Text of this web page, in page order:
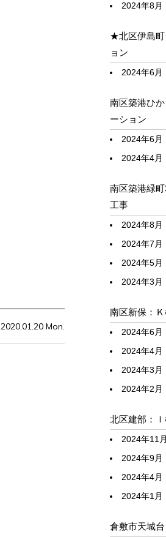
2020.01.20 Mon.
2024年8月
★北区伊島
ョン
2024年6月
南区築港ひ
ーション
2024年6月
2024年4月
南区築港緑
工事
2024年8月
2024年7月
2024年5月
2024年3月
南区新保：
2024年6月
2024年4月
2024年3月
2024年2月
北区建部：
2024年11月
2024年9月
2024年4月
2024年1月
倉敷市天城